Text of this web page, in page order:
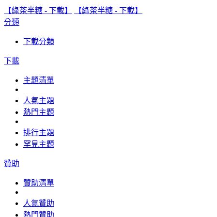
【綠茶半糖 - 下載】
【綠茶半糖 - 下載】
分類
下載分類
下載
主題清單
人氣主題
熱門主題
排行主題
罕見主題
贊助
贊助清單
人氣贊助
熱門贊助